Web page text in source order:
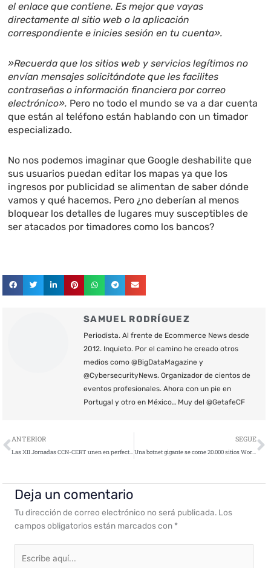
el enlace que contiene. Es mejor que vayas
directamente al sitio web o la aplicación
correspondiente e inicies sesión en tu cuenta».
»Recuerda que los sitios web y servicios legítimos no
envían mensajes solicitándote que les facilites
contraseñas o información financiera por correo
electrónico». Pero no todo el mundo se va a dar cuenta
que están al teléfono están hablando con un timador
especializado.
No nos podemos imaginar que Google deshabilite que
sus usuarios puedan editar los mapas ya que los
ingresos por publicidad se alimentan de saber dónde
vamos y qué hacemos. Pero ¿no deberían al menos
bloquear los detalles de lugares muy susceptibles de
ser atacados por timadores como los bancos?
SAMUEL RODRÍGUEZ
Periodista. Al frente de Ecommerce News desde
2012. Inquieto. Por el camino he creado otros
medios como @BigDataMagazine y
@CybersecurityNews. Organizador de cientos de
eventos profesionales. Ahora con un pie en
Portugal y otro en México… Muy del @GetafeCF
Ant
ANTERIOR
Las XII Jornadas CCN-CERT unen en perfecta armonía al sector público y privado en materia de ciberseguridad
SEGUE
Una botnet gigante se come 20.000 sitios WordPress
Deja un comentario
Tu dirección de correo electrónico no será publicada. Los
campos obligatorios están marcados con *
aquí...